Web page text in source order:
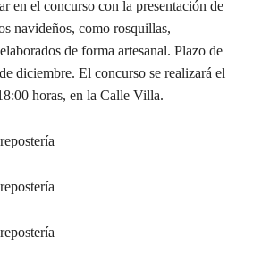
en el concurso con la presentación de
navideños, como rosquillas,
de forma artesanal. Plazo de
diciembre. El concurso se realizará el
horas, en la Calle Villa.